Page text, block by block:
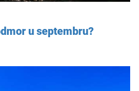
u septembru?